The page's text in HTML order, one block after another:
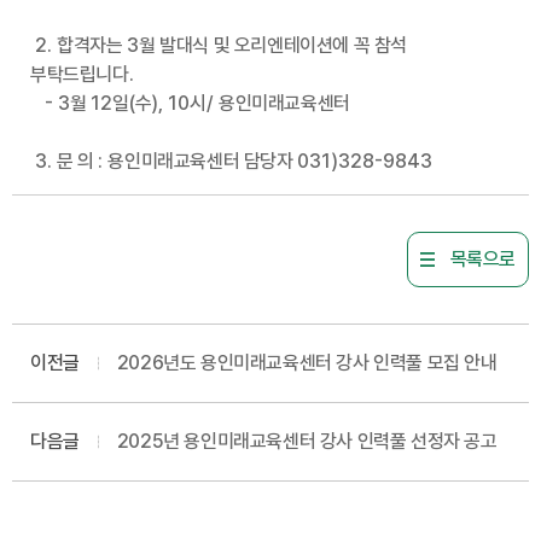
2. 합격자는 3월 발대식 및 오리엔테이션에 꼭 참석
부탁드립니다.
- 3월 12일(수), 10시 /용인미래교육센터
3. 문 의 :용인미래교육센터 담당자 031)328-9843
목록으로
이전글 2026년도 용인미래교육센터 강사 인력풀 모집 안내
다음글 2025년 용인미래교육센터 강사 인력풀 선정자 공고